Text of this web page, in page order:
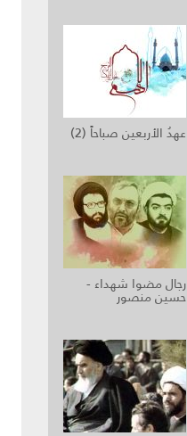
عهدُ الأربعين صباحاً (2)
رجال مضوا شهداء -
حسين منصور